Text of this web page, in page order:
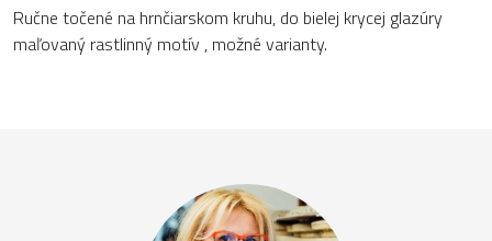
Ručne točené na hrnčiarskom kruhu, do bielej krycej glazúry
maľovaný rastlinný motív , možné varianty.